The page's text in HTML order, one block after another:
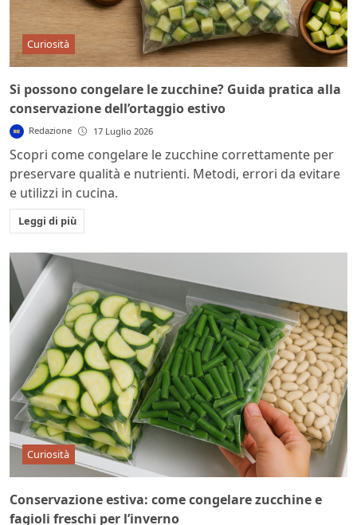
Curiosità
Si possono congelare le zucchine? Guida pratica alla
conservazione dell’ortaggio estivo
Redazione 17 Luglio 2026
Scopri come congelare le zucchine correttamente per
preservare qualità e nutrienti. Metodi, errori da evitare
e utilizzi in cucina.
Leggi di più
Curiosità
Conservazione estiva: come congelare zucchine e
fagioli freschi per l’inverno